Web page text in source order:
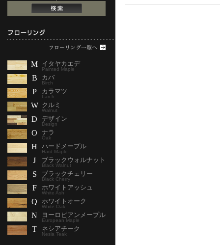
M イタヤカエデ
Painted Maple
B カバ
Birch
P カラマツ
Larch
W クルミ
Walnut
D デザイン
Design
O ナラ
Oak
H ハードメープル
Hard Maple
J ブラックウォルナット
Black Walnut
S ブラックチェリー
Black Cherry
F ホワイトアッシュ
White Ash
Q ホワイトオーク
White Oak
N ヨーロピアンメープル
European Maple
T ネシアチーク
Nesia Teak